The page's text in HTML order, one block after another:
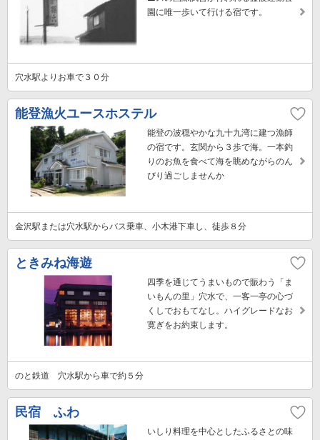
園に唯一歩いて行ける宿です。
穴水駅よりお車で３０分
能登漁火ユースホステル
能登の波穏やかな九十九湾に建つ漁師
の宿です。玄関から３歩で海。一本釣
りのお魚を食べて海を眺めながらのん
びり過ごしませんか
金沢駅または穴水駅からバス乗車、小木港下車し、徒歩８分
ときみね海遊
四季を通じてうまいもので賑わう「ま
いもんの里」穴水で、一客一亭の心づ
くしでおもてなし。ハイグレードなお
寛ぎをお約束します。
のと鉄道 穴水駅から車で約５分
民宿 ふわ
いしり料理を中心としたふるさとの味